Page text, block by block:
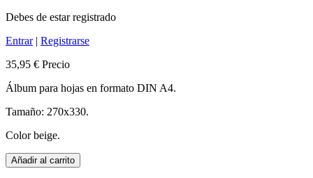
Debes de estar registrado
Entrar| Registrarse
35,95 € Precio
Álbum para hojas en formato DIN A4.
Tamaño: 270x330.
Color beige.
Añadir al carrito